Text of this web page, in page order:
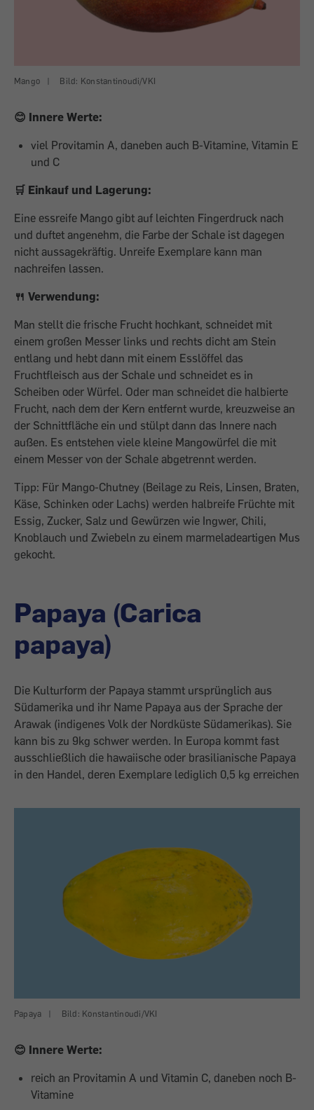
Mango | Bild: Konstantinoudi/VKI
😊 Innere Werte:
viel Provitamin A, daneben auch B-Vitamine, Vitamin E
und C
🛒 Einkauf und Lagerung:
Eine essreife Mango gibt auf leichten Fingerdruck nach
und duftet angenehm, die Farbe der Schale ist dagegen
nicht aussagekräftig. Unreife Exemplare kann man
nachreifen lassen.
🍴 Verwendung:
Man stellt die frische Frucht hochkant, schneidet mit
einem großen Messer links und rechts dicht am Stein
entlang und hebt dann mit einem Esslöffel das
Fruchtfleisch aus der Schale und schneidet es in
Scheiben oder Würfel. Oder man schneidet die halbierte
Frucht, nach dem der Kern entfernt wurde, kreuzweise an
der Schnittfläche ein und stülpt dann das Innere nach
außen. Es entstehen viele kleine Mangowürfel die mit
einem Messer von der Schale abgetrennt werden.
Tipp: Für Mango-Chutney (Beilage zu Reis, Linsen, Braten,
Käse, Schinken oder Lachs) werden halbreife Früchte mit
Essig, Zucker, Salz und Gewürzen wie Ingwer, Chili,
Knoblauch und Zwiebeln zu einem marmeladeartigen Mus
gekocht.
Papaya (Carica
papaya)
Papaya | Bild: Konstantinoudi/VKI
Die Kulturform der Papaya stammt ursprünglich aus
Südamerika und ihr Name Papaya aus der Sprache der
Arawak (indigenes Volk der Nordküste Südamerikas). Sie
kann bis zu 9kg schwer werden. In Europa kommt fast
ausschließlich die hawaiische oder brasilianische Papaya
in den Handel, deren Exemplare lediglich 0,5 kg erreichen
😊 Innere Werte:
reich an Provitamin A und Vitamin C, daneben noch B-
Vitamine